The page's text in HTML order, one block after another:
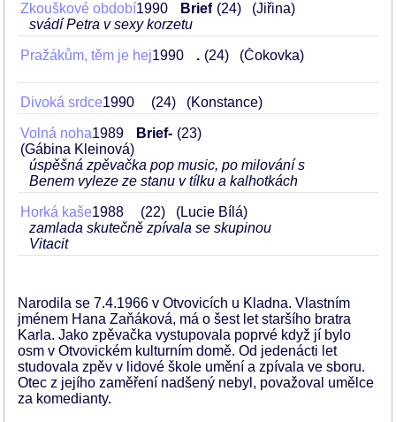
Zkouškové období1990 Brief 24
(Jiřina)
svádí Petra v sexy korzetu
Pražákům, těm je hej1990 . 24 (Čokovka)
Divoká srdce1990 24 (Konstance)
Volná noha1989 Brief-
23
(Gábina Kleinová)
úspěšná zpěvačka pop music, po milování s
Benem vyleze ze stanu v tílku a kalhotkách
Horká kaše1988 22
(Lucie Bílá)
zamlada skutečně zpívala se skupinou
Vitacit
Narodila se 7.4.1966 v Otvovicích u Kladna. Vlastním
jménem Hana Zaňáková, má o šest let staršího bratra
Karla. Jako zpěvačka vystupovala poprvé když jí bylo
osm v Otvovickém kulturním domě. Od jedenácti let
studovala zpěv v lidové škole umění a zpívala ve sboru.
Otec z jejího zaměření nadšený nebyl, považoval umělce
za komedianty.